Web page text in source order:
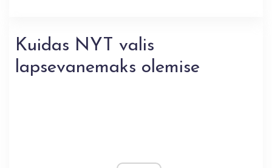
Kuidas NYT valis
lapsevanemaks olemise